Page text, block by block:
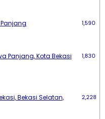
1,590
Panjang, Kota Bekasi 1,830
Bekasi Selatan,
2,228